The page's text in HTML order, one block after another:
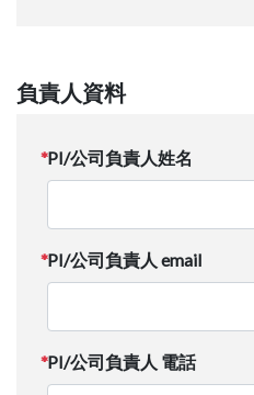
負責人資料
PI/公司負責人姓名
PI/公司負責人 email
PI/公司負責人 電話